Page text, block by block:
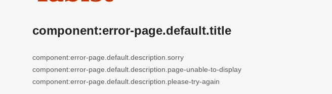
component:error-page.default.title
component:error-page.default.description.sorry
component:error-page.default.description.page-unable-to-display
component:error-page.default.description.please-try-again